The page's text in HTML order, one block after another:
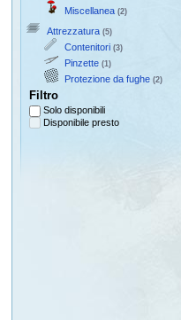
Miscellanea (2)
Attrezzatura (5)
Contenitori (3)
Pinzette (1)
Protezione da fughe (2)
Filtro
Solo disponibili
Disponibile presto